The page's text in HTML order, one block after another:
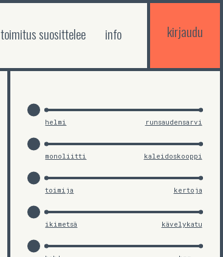
kirjaudu
toimitus suosittelee info
helmi runsaudensarvi
monoliitti kaleidoskooppi
toimija kertoja
ikimetsä kävelykatu